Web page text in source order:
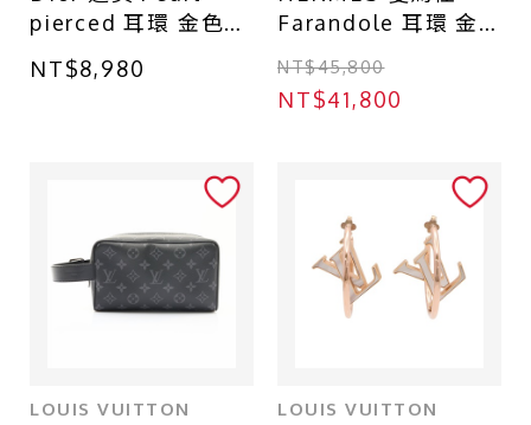
pierced 耳環 金色
鍍金
NT$8,980
Farandole 耳環 金
H113503B 00
NT$45,800
NT$41,800
LOUIS VUITTON LOUIS VUITTON